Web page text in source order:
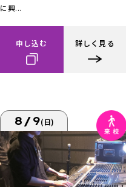
に興...
申し込む 詳しく見る
8/9(日)